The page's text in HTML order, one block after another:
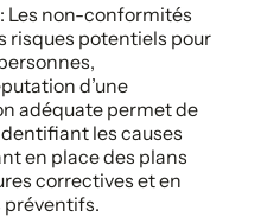
: Les non-conformités
risques potentiels pour
d’une
adéquate permet de
les causes
en place des plans
correctives et en
préventifs.